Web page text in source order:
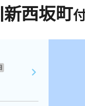
西坂町